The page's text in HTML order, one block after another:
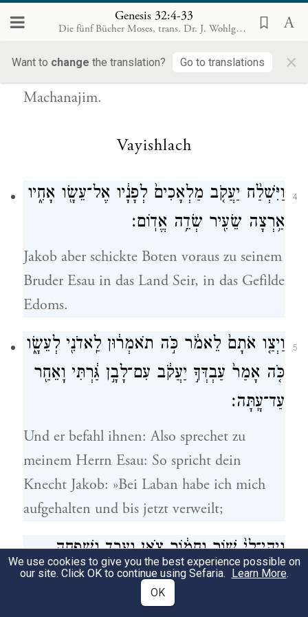
Genesis 32:4-33
Die fünf Bücher Moses, trans. Dr. J. Wohlgemuth, Rödelheim 1899 [de]
Want to change the translation? Go to translations ×
זֶ֑ה וַיִּקְרָ֛א שֵֽׁם־הַמָּק֥וֹם הַה֖וּא מַֽחֲנָֽיִם׃
Lager Gottes! Und er nannte diesen Ort
Machanajim.
Vayishlach
4
וַיִּשְׁלַ֨ח יַעֲקֹ֤ב מַלְאָכִים֙ לְפָנָ֔יו אֶל־עֵשָׂ֖ו אָחִ֑יו
אַ֥רְצָה שֵׂעִ֖יר שְׂדֵ֥ה אֱדֽוֹם׃
Jakob aber schickte Boten voraus zu seinem
Bruder Esau in das Land Seir, in das Gefilde
Edoms.
5
וַיְצַ֤ו אֹתָם֙ לֵאמֹ֔ר כֹּ֣ה תֹאמְר֔וּן לַֽאדֹנִ֖י לְעֵשָׂ֑ו
כֹּ֤ה אָמַר֙ עַבְדְּךָ֣ יַעֲקֹ֔ב עִם־לָבָ֣ן גַּ֔רְתִּי וָאֵחַ֖ר
עַד־עָֽתָּה׃
Und er befahl ihnen: Also sprechet zu
meinem Herrn Esau: So spricht dein
Knecht Jakob: »Bei Laban habe ich mich
aufgehalten und bis jetzt verweilt;
6
וַֽיְהִי־לִי֙ שׁ֣וֹר וַחֲמ֔וֹר צֹ֖אן וְעֶ֣בֶד וְשִׁפְחָ֑ה
וָֽאֶשְׁלְחָה֙ לְהַגִּ֣יד לַֽאדֹנִ֔י לִמְצֹא־חֵ֖ן בְּעֵינֶֽיךָ׃
Dort erwarb ich mir Rinder und Esel,
We use cookies to give you the best experience possible on
our site. Click OK to continue using Sefaria. Learn More.
OK